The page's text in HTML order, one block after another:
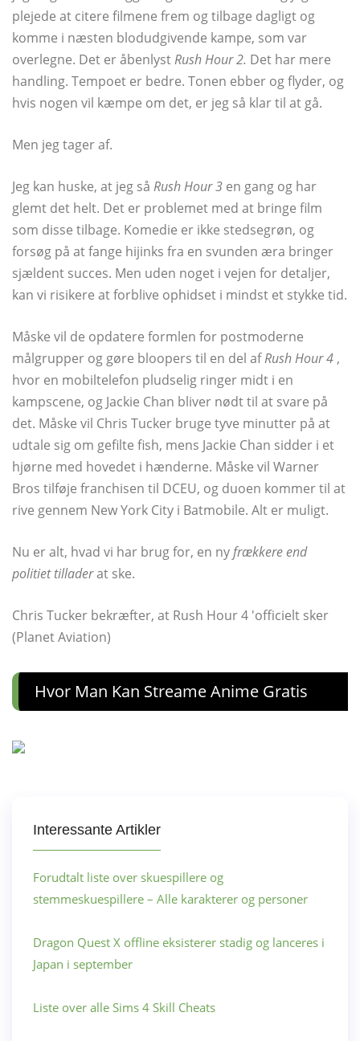
plejede at citere filmene frem og tilbage dagligt og
komme i næsten blodudgivende kampe, som var
overlegne. Det er åbenlystRush Hour 2. Det har mere
handling. Tempoet er bedre. Tonen ebber og flyder, og
hvis nogen vil kæmpe om det, er jeg så klar til at gå.
Men jeg tager af.
Jeg kan huske, at jeg så Rush Hour 3 en gang og har
glemt det helt. Det er problemet med at bringe film
som disse tilbage. Komedie er ikke stedsegrøn, og
forsøg på at fange hijinks fra en svunden æra bringer
sjældent succes. Men uden noget i vejen for detaljer,
kan vi risikere at forblive ophidset i mindst et stykke tid.
Måske vil de opdatere formlen for postmoderne
målgrupper og gøre bloopers til en del afRush Hour 4 ,
hvor en mobiltelefon pludselig ringer midt i en
kampscene, og Jackie Chan bliver nødt til at svare på
det. Måske vil Chris Tucker bruge tyve minutter på at
udtale sig om gefilte fish, mens Jackie Chan sidder i et
hjørne med hovedet i hænderne. Måske vil Warner
Bros tilføje franchisen til DCEU, og duoen kommer til at
rive gennem New York City i Batmobile. Alt er muligt.
Nu er alt, hvad vi har brug for, en nyfrækkere end
politiet tilladerat ske.
Chris Tucker bekræfter, at Rush Hour 4 'officielt sker
(Planet Aviation)
Hvor Man Kan Streame Anime Gratis
Interessante Artikler
Forudtalt liste over skuespillere og
stemmeskuespillere – Alle karakterer og personer
Dragon Quest X offline eksisterer stadig og lanceres i
Japan i september
Liste over alle Sims 4 Skill Cheats